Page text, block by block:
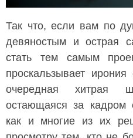
Так что, если вам по
девяностым и острая
стать тем самым
проскальзывает
очередная хитрая
остающаяся за кадром
как и многие из их